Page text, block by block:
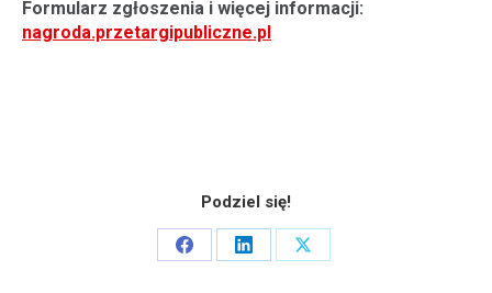
Formularz zgłoszenia i więcej informacji:
nagroda.przetargipubliczne.pl
Podziel się!
Share
Share
Share